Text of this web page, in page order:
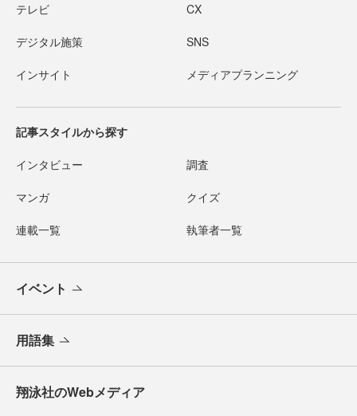
テレビ CX
デジタル施策 SNS
インサイト メディアプランニング
記事スタイルから探す
インタビュー 調査
マンガ クイズ
連載一覧 執筆者一覧
イベント
用語集
翔泳社のWebメディア